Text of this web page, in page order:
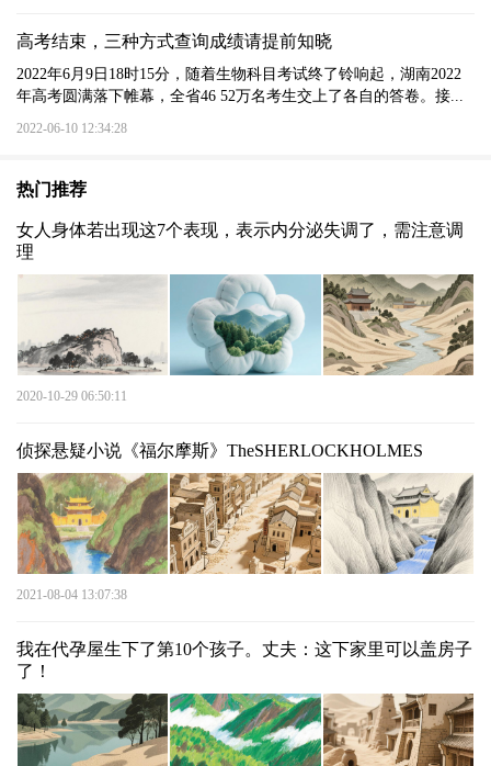
高考结束，三种方式查询成绩请提前知晓
2022年6月9日18时15分，随着生物科目考试终了铃响起，湖南2022
年高考圆满落下帷幕，全省46 52万名考生交上了各自的答卷。接...
2022-06-10 12:34:28
热门推荐
女人身体若出现这7个表现，表示内分泌失调了，需注意调
理
2020-10-29 06:50:11
侦探悬疑小说《福尔摩斯》TheSHERLOCKHOLMES
2021-08-04 13:07:38
我在代孕屋生下了第10个孩子。丈夫：这下家里可以盖房子
了！